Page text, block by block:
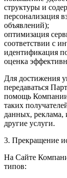
структуры и
персонализация
объявлений);
оптимизация
соответствии с
идентификация
оценка
Для достижения
передаваться
помощь Компании
таких
данных,
другие услуги.
3. Прекращение
На Сайте
типов: